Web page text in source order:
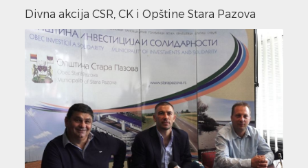
Divna akcija CSR, CK i Opštine Stara Pazova